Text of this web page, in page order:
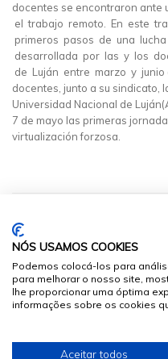
docentes se encontraron ante
el trabajo remoto. En este
primeros pasos de una
desarrollada por las y los
de Luján entre marzo y junio
docentes, junto a su sindicato,
Universidad Nacional de
7 de mayo las primeras
virtualización forzosa.
© 2026 Sumários.org
NÓS USAMOS COOKIES
Podemos colocá-los para
para melhorar o nosso site,
lhe proporcionar uma óptima
informações sobre os cookies
Aceitar todos